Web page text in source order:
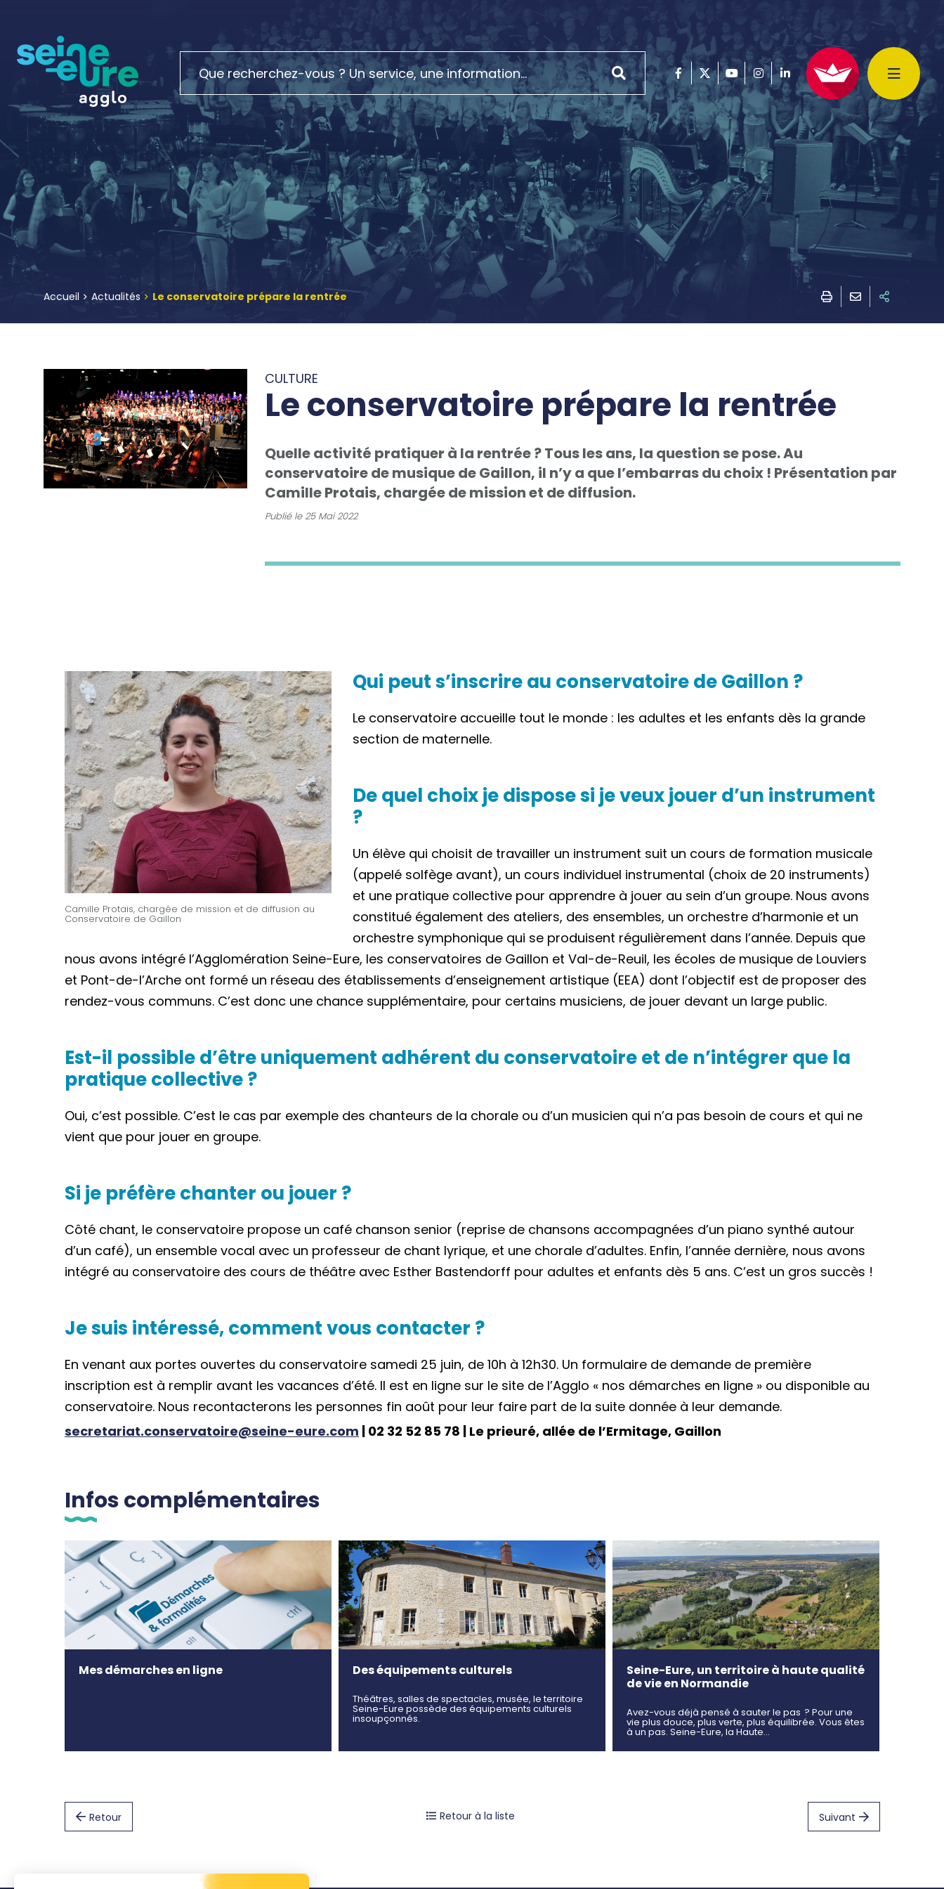
Accueil Actualités Le conservatoire prépare la rentrée
CULTURE
Le conservatoire prépare la rentrée
Quelle activité pratiquer à la rentrée ? Tous les ans, la question se pose. Au
conservatoire de musique de Gaillon, il n’y a que l’embarras du choix ! Présentation par
Camille Protais, chargée de mission et de diffusion.
Publié le25 Mai 2022
Camille Protais, chargée de mission et de diffusion au
Conservatoire de Gaillon
Qui peut s’inscrire au conservatoire de Gaillon ?
Le conservatoire accueille tout le monde : les adultes et les enfants dès la grande
section de maternelle.
De quel choix je dispose si je veux jouer d’un instrument
?
Un élève qui choisit de travailler un instrument suit un cours de formation musicale
(appelé solfège avant), un cours individuel instrumental (choix de 20 instruments)
et une pratique collective pour apprendre à jouer au sein d’un groupe. Nous avons
constitué également des ateliers, des ensembles, un orchestre d’harmonie et un
orchestre symphonique qui se produisent régulièrement dans l’année. Depuis que
nous avons intégré l’Agglomération Seine-Eure, les conservatoires de Gaillon et Val-de-Reuil, les écoles de musique de Louviers
et Pont-de-l’Arche ont formé un réseau des établissements d’enseignement artistique (EEA) dont l’objectif est de proposer des
rendez-vous communs. C’est donc une chance supplémentaire, pour certains musiciens, de jouer devant un large public.
Est-il possible d’être uniquement adhérent du conservatoire et de n’intégrer que la
pratique collective ?
Oui, c’est possible. C’est le cas par exemple des chanteurs de la chorale ou d’un musicien qui n’a pas besoin de cours et qui ne
vient que pour jouer en groupe.
Si je préfère chanter ou jouer ?
Côté chant, le conservatoire propose un café chanson senior (reprise de chansons accompagnées d’un piano synthé autour
d’un café), un ensemble vocal avec un professeur de chant lyrique, et une chorale d’adultes. Enfin, l’année dernière, nous avons
intégré au conservatoire des cours de théâtre avec Esther Bastendorff pour adultes et enfants dès 5 ans. C’est un gros succès !
Je suis intéressé, comment vous contacter ?
En venant aux portes ouvertes du conservatoire samedi 25 juin, de 10h à 12h30. Un formulaire de demande de première
inscription est à remplir avant les vacances d’été. Il est en ligne sur le site de l’Agglo « nos démarches en ligne » ou disponible au
conservatoire. Nous recontacterons les personnes fin août pour leur faire part de la suite donnée à leur demande.
secretariat.conservatoire@seine-eure.com | 02 32 52 85 78 ­| Le prieuré, allée de l’Ermitage, Gaillon
Infos complémentaires
Mes démarches en ligne Des équipements culturels
Théâtres, salles de spectacles, musée, le territoire
Seine-Eure possède des équipements culturels
insoupçonnés.
Seine-Eure, un territoire à haute qualité
de vie en Normandie
Avez-vous déjà pensé à sauter le pas ? Pour une
vie plus douce, plus verte, plus équilibrée. Vous êtes
à un pas. Seine-Eure, la Haute…
Retour Retour à la liste Suivant